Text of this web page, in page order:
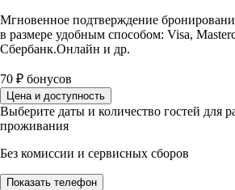
Мгновенное подтверждение
в размере удобным способом: Visa,
Сбербанк.Онлайн и др.
70 ₽ бонусов
Цена и доступность
Выберите даты и количество гостей для
проживания
Без комиссии и сервисных сборов
Показать телефон